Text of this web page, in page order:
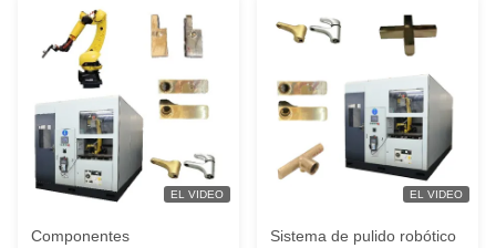
EL VIDEO
Componentes
EL VIDEO
Sistema de pulido robótico